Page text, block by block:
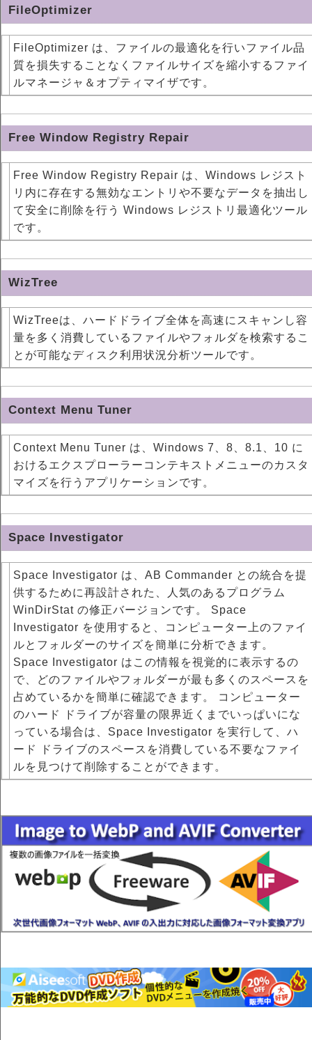
FileOptimizer
FileOptimizer は、ファイルの最適化を行いファイル品
質を損失することなくファイルサイズを縮小するファイ
ルマネージャ＆オプティマイザです。
Free Window Registry Repair
Free Window Registry Repair は、Windows レジスト
リ内に存在する無効なエントリや不要なデータを抽出し
て安全に削除を行う Windows レジストリ最適化ツール
です。
WizTree
WizTreeは、ハードドライブ全体を高速にスキャンし容
量を多く消費しているファイルやフォルダを検索するこ
とが可能なディスク利用状況分析ツールです。
Context Menu Tuner
Context Menu Tuner は、Windows 7、8、8.1、10 に
おけるエクスプローラーコンテキストメニューのカスタ
マイズを行うアプリケーションです。
Space Investigator
Space Investigator は、AB Commander との統合を提
供するために再設計された、人気のあるプログラム
WinDirStat の修正バージョンです。 Space
Investigator を使用すると、コンピューター上のファイ
ルとフォルダーのサイズを簡単に分析できます。
Space Investigator はこの情報を視覚的に表示するの
で、どのファイルやフォルダーが最も多くのスペースを
占めているかを簡単に確認できます。 コンピューター
のハード ドライブが容量の限界近くまでいっぱいにな
っている場合は、Space Investigator を実行して、ハ
ード ドライブのスペースを消費している不要なファイ
ルを見つけて削除することができます。